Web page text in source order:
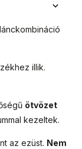
illik.
ötvözet
kezeltek.
az ezüst. Nem